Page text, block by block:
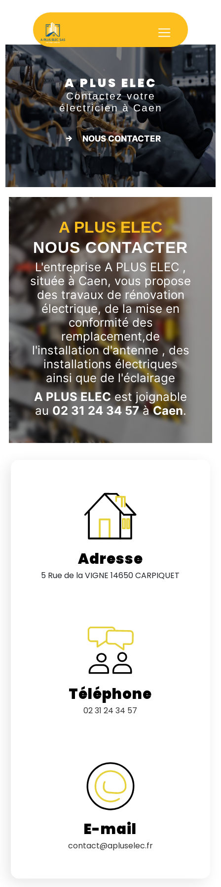
A PLUS ELEC
Contactez votre
électricien à Caen
NOUS CONTACTER
A PLUS ELEC
NOUS CONTACTER
L'entreprise A PLUS ELEC ,
située à Caen, vous propose
des travaux de rénovation
électrique, de la mise en
conformité des
remplacement,de
l'installation d'antenne , des
installations électriques
ainsi que de l'éclairage
A PLUS ELECest joignable
au02 31 24 34 57àCaen.
Adresse
5 Rue de la VIGNE 14650 CARPIQUET
Téléphone
02 31 24 34 57
E-mail
contact@apluselec.fr